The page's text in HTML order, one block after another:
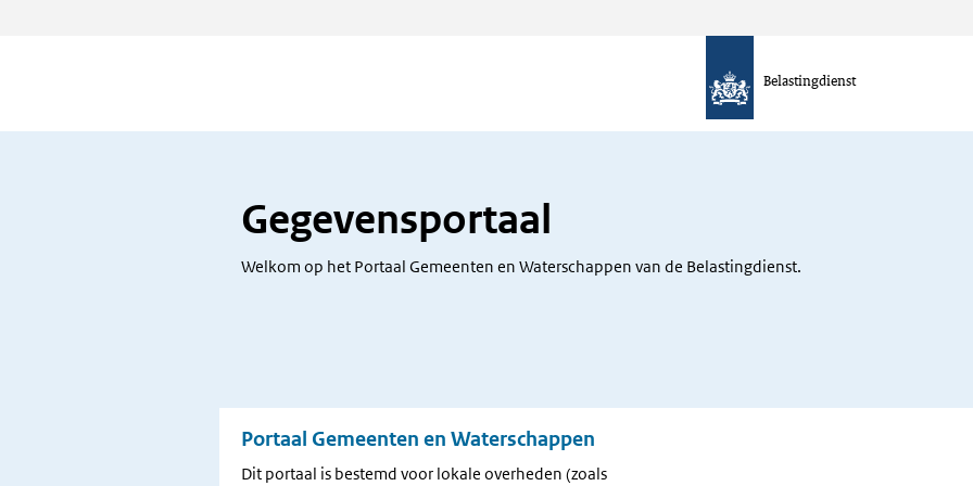
Belastingdienst
Gegevensportaal
Welkom op het Portaal Gemeenten en Waterschappen van de Belastingdienst.
Portaal Gemeenten en Waterschappen
Dit portaal is bestemd voor lokale overheden (zoals